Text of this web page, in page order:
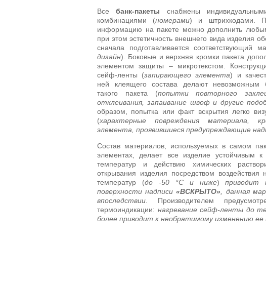
Всебанк-пакеты снабжены
комбинациями (номерами) и штрихкодами.
информацию на пакете можно дополнить
при этом эстетичность внешнего вида изделия
сначала подготавливается соответствующий
дизайн). Боковые и верхняя кромки пакета
элементом защиты – микротекстом.
сейф-ленты (запирающего элемента) и
ней клеящего состава делают невозможным
такого пакета (попытки повторного
отклеивания, запаивание швоф и другие
образом, попытка или факт вскрытия легко
(характерные повреждения материала,
элемента, проявившиеся предупреждающие
Состав материалов, используемых в самом
элементах, делает все изделие устойчивым
температур и действию химических
открывания изделия посредством воздействия
температур (до -50 °C и ниже)приводит
поверхности надписи«ВСКРЫТО» , данная
впоследствии . Производителем
термоиндикации: нагревание сейф-ленты до
более приводит к необратимому изменению ее